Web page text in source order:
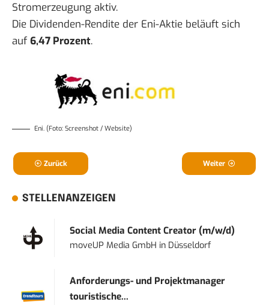
Stromerzeugung aktiv.
Die Dividenden-Rendite der Eni-Aktie beläuft sich
auf6,47 Prozent.
Eni. (Foto: Screenshot / Website)
Zurück Weiter
STELLENANZEIGEN
Social Media Content Creator (m/w/d)
moveUP Media GmbH in Düsseldorf
Anforderungs- und Projektmanager
touristische...